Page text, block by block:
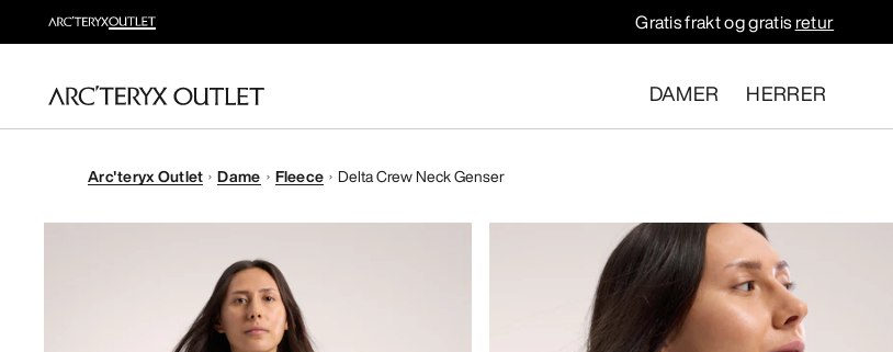
Gratis frakt og gratisretur
DAMER HERRER
Arc'teryx Outlet Dame Fleece Delta Crew Neck Genser